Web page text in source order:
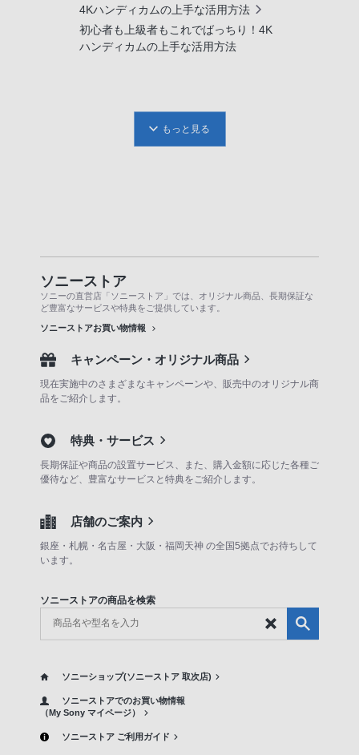
4Kハンディカムの上手な活用方法
初心者も上級者もこれでばっちり！4K
ハンディカムの上手な活用方法
もっと見る
ソニーストア
ソニーの直営店「ソニーストア」では、オリジナル商品、長期保証な
ど豊富なサービスや特典をご提供しています。
ソニーストアお買い物情報
キャンペーン・オリジナル商品
現在実施中のさまざまなキャンペーンや、販売中のオリジナル商
品をご紹介します。
特典・サービス
長期保証や商品の設置サービス、また、購入金額に応じた各種ご
優待など、豊富なサービスと特典をご紹介します。
店舗のご案内
銀座・札幌・名古屋・大阪・福岡天神 の全国5拠点でお待ちして
います。
ソニーストアの商品を検索
ソニーショップ(ソニーストア 取次店)
ソニーストアでのお買い物情報
（My Sony マイページ）
ソニーストア ご利用ガイド